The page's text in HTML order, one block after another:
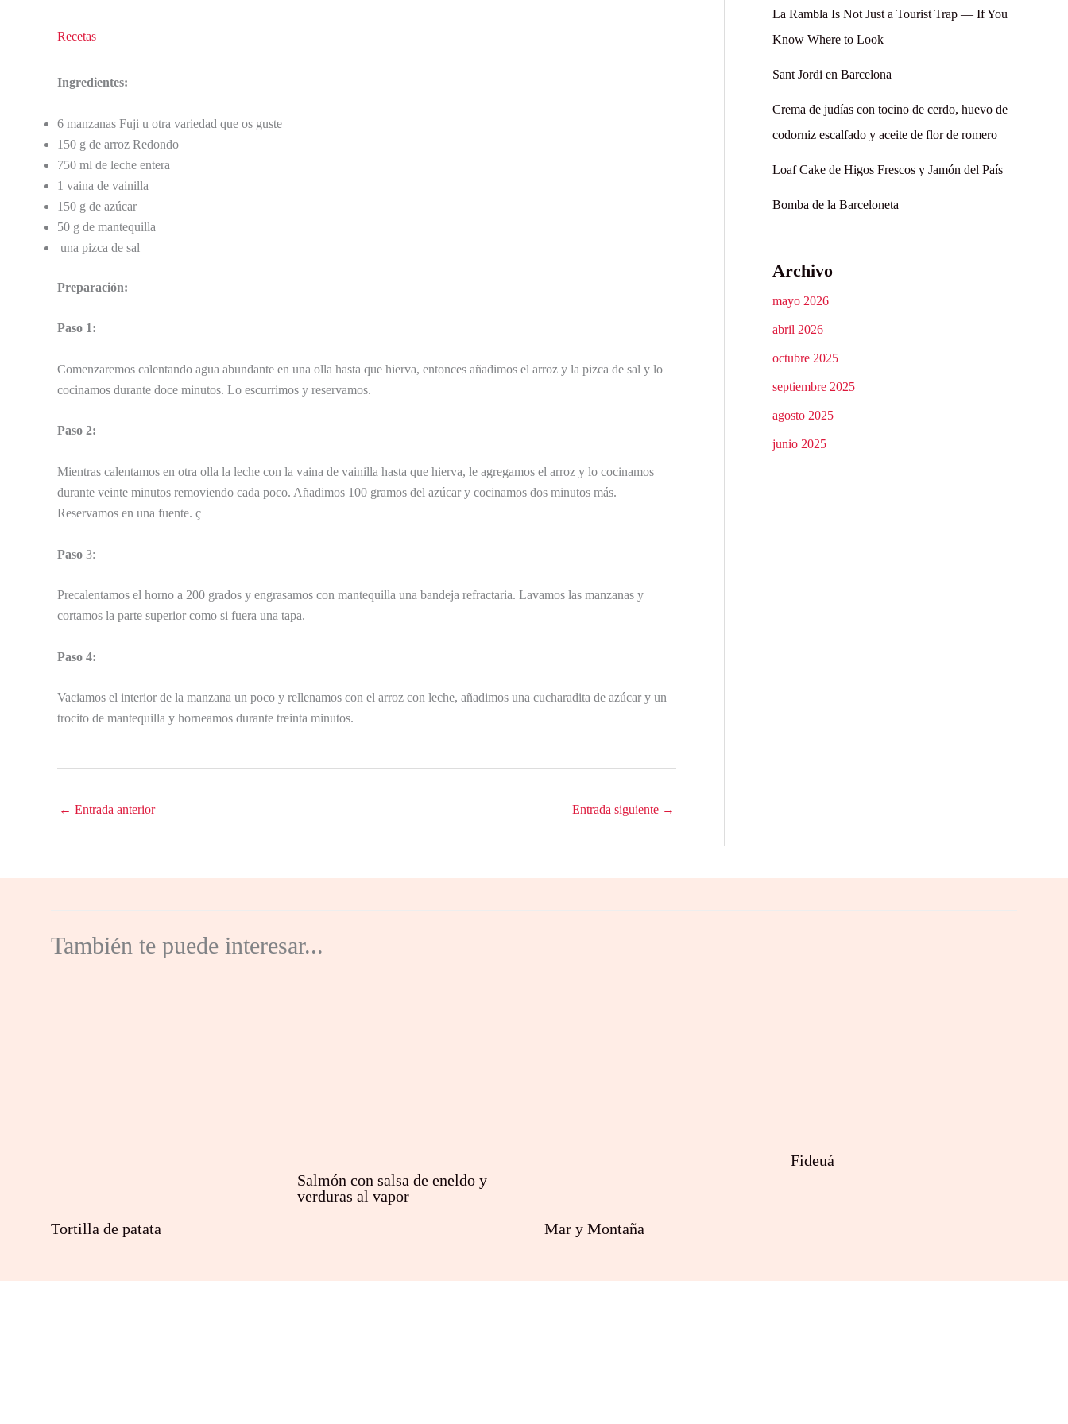
Recetas
Ingredientes:
6 manzanas Fuji u otra variedad que os guste
150 g de arroz Redondo
750 ml de leche entera
1 vaina de vainilla
150 g de azúcar
50 g de mantequilla
una pizca de sal
Preparación:
Paso 1:
Comenzaremos calentando agua abundante en una olla hasta que hierva, entonces añadimos el arroz y la pizca de sal y lo
cocinamos durante doce minutos. Lo escurrimos y reservamos.
Paso 2:
Mientras calentamos en otra olla la leche con la vaina de vainilla hasta que hierva, le agregamos el arroz y lo cocinamos
durante veinte minutos removiendo cada poco. Añadimos 100 gramos del azúcar y cocinamos dos minutos más.
Reservamos en una fuente. ç
Paso 3:
Precalentamos el horno a 200 grados y engrasamos con mantequilla una bandeja refractaria. Lavamos las manzanas y
cortamos la parte superior como si fuera una tapa.
Paso 4:
Vaciamos el interior de la manzana un poco y rellenamos con el arroz con leche, añadimos una cucharadita de azúcar y un
trocito de mantequilla y horneamos durante treinta minutos.
← Entrada anterior Entrada siguiente →
La Rambla Is Not Just a Tourist Trap — If You
Know Where to Look
Sant Jordi en Barcelona
Crema de judías con tocino de cerdo, huevo de
codorniz escalfado y aceite de flor de romero
Loaf Cake de Higos Frescos y Jamón del País
Bomba de la Barceloneta
Archivo
mayo 2026
abril 2026
octubre 2025
septiembre 2025
agosto 2025
junio 2025
También te puede interesar...
Tortilla de patata
Salmón con salsa de eneldo y
verduras al vapor
Mar y Montaña
Fideuá